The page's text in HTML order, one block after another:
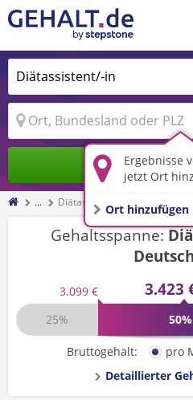
Ergebnisse
jetzt Ort
Ort hinzufügen
Jobs finden
... Diätassistent/-in
Gehaltsspanne:
3.099 € 3.423
25%
50%
Bruttogehalt: pro
Detaillierter